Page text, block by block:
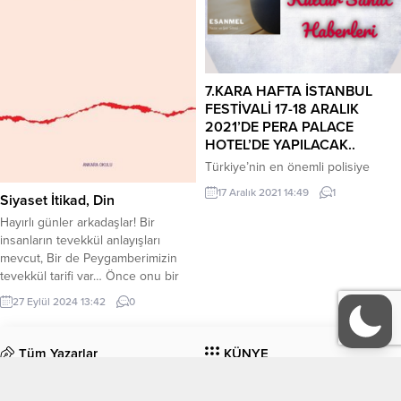
Siyaset İtikad, Din
Hayırlı günler arkadaşlar! Bir
insanların tevekkül anlayışları
mevcut, Bir de Peygamberimizin
tevekkül tarifi var… Önce onu bir
yazalım: Şöyle diyor
Peygamberimiz: “Tevekkül, önce
güvenip dayanmaktır.” Bir de
27 Eylül 2024 13:42 0
7.KARA HAFTA İSTANBUL
FESTİVALİ 17-18 ARALIK
2021’DE PERA PALACE
HOTEL’DE YAPILACAK..
Türkiye’nin en önemli polisiye
buluşması ”Kara Hafta İstanbul
Festivali” bir yıl aradan sonra
gün boyunca polisiyenin özel
isimler polisiye tutkunlarıyla Pera
gelecek.Pera Palace Hotel’de
17 Aralık 2021 14:49 1
Tüm Yazarlar KÜNYE